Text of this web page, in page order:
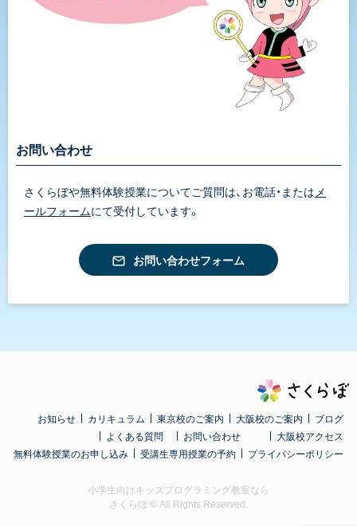
お問い合わせ
さくらぼや無料体験授業についてご質問は、お電話・または メ
ールフォームにて受付しています。
お問い合わせフォーム
お知らせ カリキュラム 東京校のご案内 大阪校のご案内
ブログ
よくある質問
お問い合わせ
大阪校アクセス
無料体験授業のお申し込み
受講生専用授業の予約 プライバシーポリシー
小学生向けキッズプログラミング教室なら
さくらぼ© All Rights Reserved.